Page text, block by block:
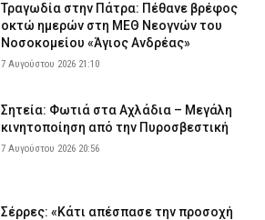
Τραγωδία στην Πάτρα: Πέθανε βρέφος
οκτώ ημερών στη ΜΕΘ Νεογνών του
Νοσοκομείου «Άγιος Ανδρέας»
7 Αυγούστου 2026 21:10
Σητεία: Φωτιά στα Αχλάδια – Μεγάλη
κινητοποίηση από την Πυροσβεστική
7 Αυγούστου 2026 20:56
Σέρρες: «Κάτι απέσπασε την προσοχή